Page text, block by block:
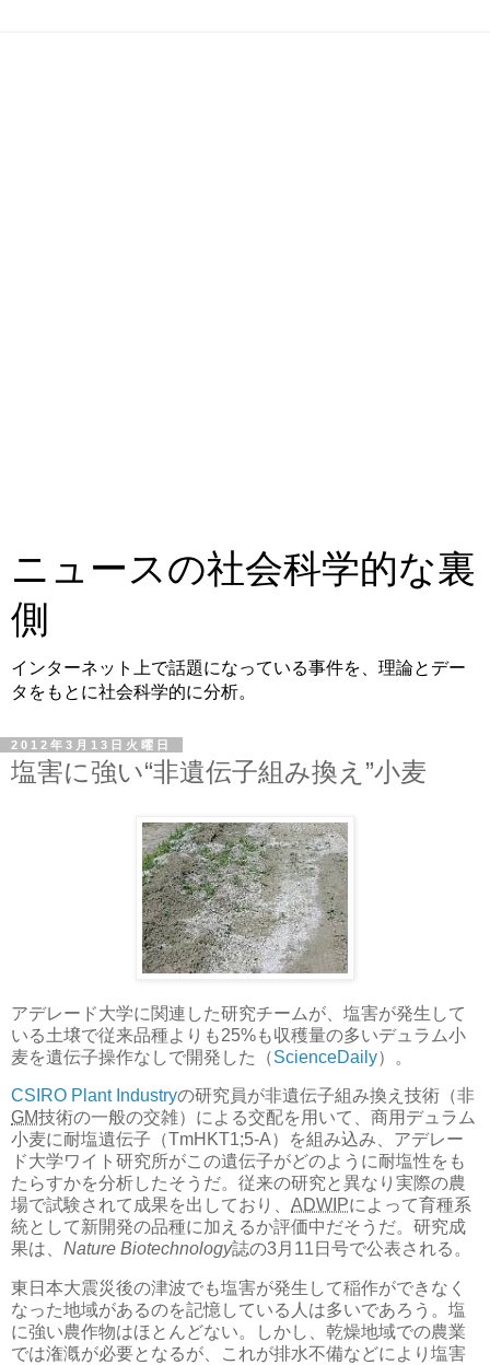
ニュースの社会科学的な裏
側
インターネット上で話題になっている事件を、理論とデー
タをもとに社会科学的に分析。
2012年3月13日火曜日
塩害に強い“非遺伝子組み換え”小麦
アデレード大学に関連した研究チームが、塩害が発生して
いる土壌で従来品種よりも25%も収穫量の多いデュラム小
麦を遺伝子操作なしで開発した（ScienceDaily）。
CSIRO Plant Industryの研究員が非遺伝子組み換え技術（非
GM技術の一般の交雑）による交配を用いて、商用デュラム
小麦に耐塩遺伝子（TmHKT1;5-A）を組み込み、アデレー
ド大学ワイト研究所がこの遺伝子がどのように耐塩性をも
たらすかを分析したそうだ。従来の研究と異なり実際の農
場で試験されて成果を出しており、 ADWIPによって育種系
統として新開発の品種に加えるか評価中だそうだ。研究成
果は、 Nature Biotechnology誌の3月11日号で公表される。
東日本大震災後の津波でも塩害が発生して稲作ができなく
なった地域があるのを記憶している人は多いであろう。塩
に強い農作物はほとんどない。しかし、乾燥地域での農業
では潅漑が必要となるが、これが排水不備などにより塩害